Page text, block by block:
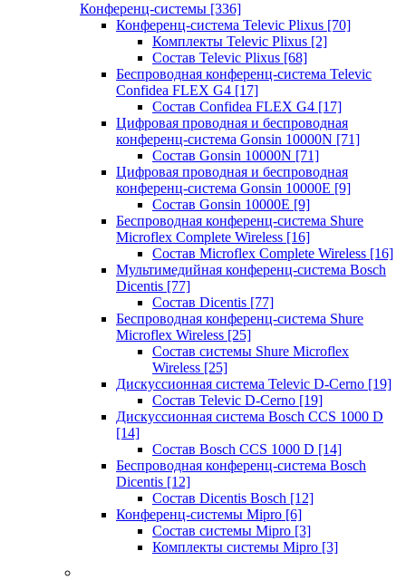
Конференц-системы [336]
Конференц-система Televic Plixus [70]
Комплекты Televic Plixus [2]
Состав Televic Plixus [68]
Беспроводная конференц-система Televic
Confidea FLEX G4 [17]
Состав Confidea FLEX G4 [17]
Цифровая проводная и беспроводная
конференц-система Gonsin 10000N [71]
Состав Gonsin 10000N [71]
Цифровая проводная и беспроводная
конференц-система Gonsin 10000E [9]
Состав Gonsin 10000E [9]
Беспроводная конференц-система Shure
Microflex Complete Wireless [16]
Состав Microflex Complete Wireless [16]
Мультимедийная конференц-система Bosch
Dicentis [77]
Состав Dicentis [77]
Беспроводная конференц-система Shure
Microflex Wireless [25]
Состав системы Shure Microflex
Wireless [25]
Дискуссионная система Televic D-Cerno [19]
Состав Televic D-Cerno [19]
Дискуссионная система Bosch CCS 1000 D
[14]
Состав Bosch CCS 1000 D [14]
Беспроводная конференц-система Bosch
Dicentis [12]
Состав Dicentis Bosch [12]
Конференц-системы Mipro [6]
Состав системы Mipro [3]
Комплекты системы Mipro [3]